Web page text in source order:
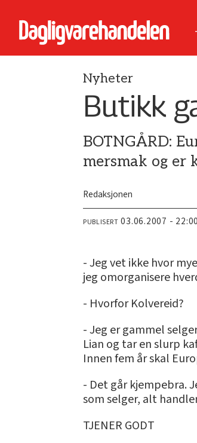
Nyheter
Butikk
BOTNGÅRD:
mersmak og er
Redaksjonen
PUBLISERT 03.06.2007 - 22:00
- Jeg vet ikke hvor
jeg omorganisere
- Hvorfor Kolvereid?
- Jeg er gammel
Lian og tar en slurp
Innen fem år skal
- Det går kjempebra.
som selger, alt
TJENER GODT